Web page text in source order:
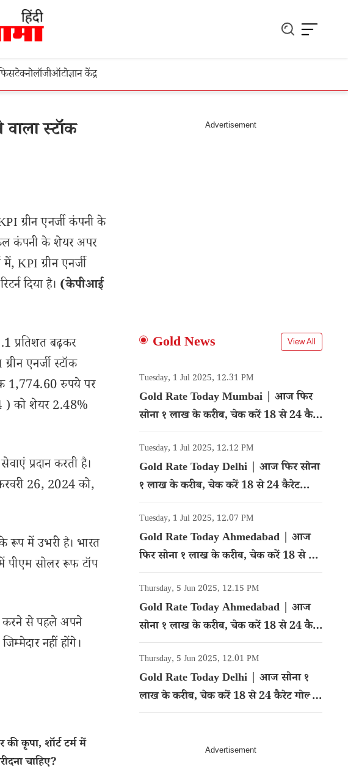
टेक्नोलॉजीऑटोज्ञान केंद्र
स्टॉक
ग्रीन एनर्जी कंपनी के
कंपनी के शेयर अपर
KPI ग्रीन एनर्जी
दिया है। (केपीआई
प्रतिशत बढ़कर
एनर्जी स्टॉक
1,774.60 रुपये पर
) को शेयर 2.48%
प्रदान करती है।
26, 2024 को,
रूप में उभरी है। भारत
में पीएम सोलर रूफ टॉप
करने से पहले अपने
नहीं होंगे।
कृपा, शॉर्ट टर्म में
चाहिए?
Gold News View All
Tuesday, 1 Jul 2025, 12.31 PM
Gold Rate Today Mumbai | आज फिर
सोना १ लाख के करीब, चेक करें 18 से 24 कैरेट
गोल्ड का रेट
Tuesday, 1 Jul 2025, 12.12 PM
Gold Rate Today Delhi | आज फिर सोना
१ लाख के करीब, चेक करें 18 से 24 कैरेट
गोल्ड का रेट
Tuesday, 1 Jul 2025, 12.07 PM
Gold Rate Today Ahmedabad | आज
फिर सोना १ लाख के करीब, चेक करें 18 से 24
कैरेट गोल्ड का रेट
Thursday, 5 Jun 2025, 12.15 PM
Gold Rate Today Ahmedabad | आज
सोना १ लाख के करीब, चेक करें 18 से 24 कैरेट
गोल्ड का रेट
Thursday, 5 Jun 2025, 12.01 PM
Gold Rate Today Delhi | आज सोना १
लाख के करीब, चेक करें 18 से 24 कैरेट गोल्ड
का रेट